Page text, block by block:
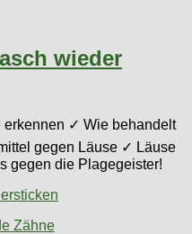
wieder
erkennen ✓ Wie behandelt
gegen Läuse ✓ Läuse
gegen die Plagegeister!
Zähne